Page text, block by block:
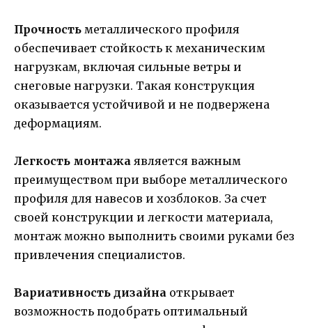
Прочность металлического профиля
обеспечивает стойкость к механическим
нагрузкам, включая сильные ветры и
снеговые нагрузки. Такая конструкция
оказывается устойчивой и не подвержена
деформациям.
Легкость монтажа является важным
преимуществом при выборе металлического
профиля для навесов и хозблоков. За счет
своей конструкции и легкости материала,
монтаж можно выполнить своими руками без
привлечения специалистов.
Вариативность дизайна открывает
возможность подобрать оптимальный